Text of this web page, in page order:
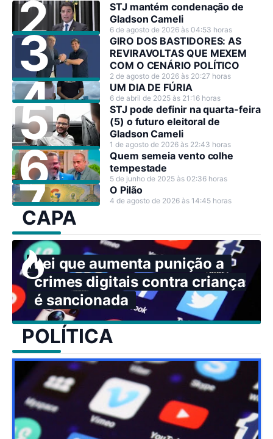
STJ mantém condenação de
Gladson Cameli
6 de agosto de 2026 às 04:53 horas
GIRO DOS BASTIDORES: AS
REVIRAVOLTAS QUE MEXEM
COM O CENÁRIO POLÍTICO
2 de agosto de 2026 às 20:27 horas
UM DIA DE FÚRIA
6 de abril de 2025 às 21:16 horas
STJ pode definir na quarta-feira
(5) o futuro eleitoral de
Gladson Cameli
1 de agosto de 2026 às 22:43 horas
Quem semeia vento colhe
tempestade
5 de junho de 2025 às 02:36 horas
O Pilão
4 de agosto de 2026 às 14:45 horas
CAPA
Lei que aumenta punição a
crimes digitais contra crianças
é sancionada
POLÍTICA